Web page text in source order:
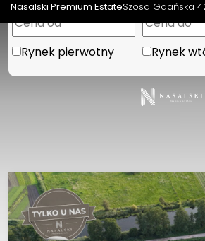
Nasalski Premium EstateSzosa Gdańska
Rynek pierwotny
Rynek